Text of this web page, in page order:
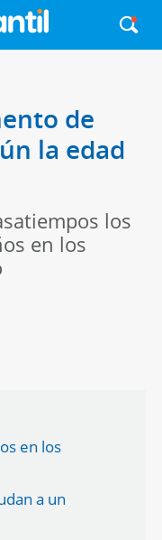
de
la edad
los
en los
en los
a un